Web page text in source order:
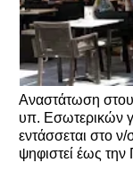
Αναστάτωση
υπ. Εσωτερικών
εντάσσεται στο
ψηφιστεί έως την